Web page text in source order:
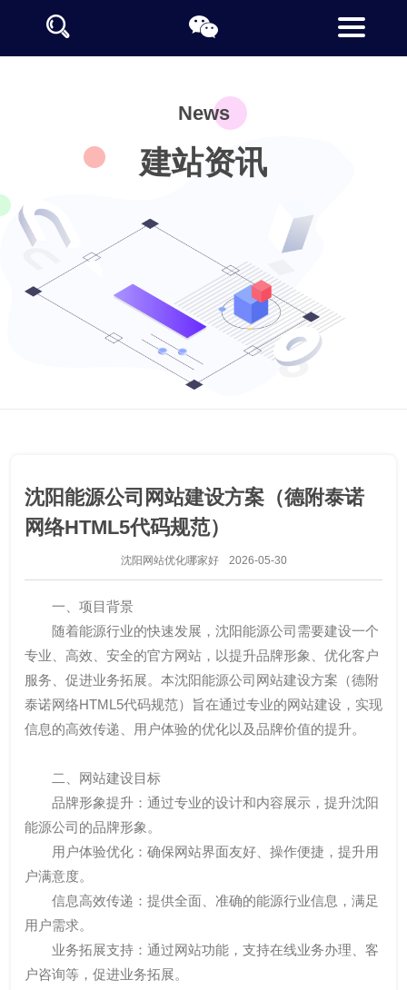
News
建站资讯
沈阳能源公司网站建设方案（德附泰诺
网络HTML5代码规范）
沈阳网站优化哪家好 2026-05-30
一、项目背景
随着能源行业的快速发展，沈阳能源公司需要建设一个
专业、高效、安全的官方网站，以提升品牌形象、优化客户
服务、促进业务拓展。本沈阳能源公司网站建设方案（德附
泰诺网络HTML5代码规范）旨在通过专业的网站建设，实现
信息的高效传递、用户体验的优化以及品牌价值的提升。
二、网站建设目标
品牌形象提升：通过专业的设计和内容展示，提升沈阳
能源公司的品牌形象。
用户体验优化：确保网站界面友好、操作便捷，提升用
户满意度。
信息高效传递：提供全面、准确的能源行业信息，满足
用户需求。
业务拓展支持：通过网站功能，支持在线业务办理、客
户咨询等，促进业务拓展。